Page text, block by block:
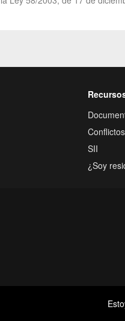
SII
¿Soy